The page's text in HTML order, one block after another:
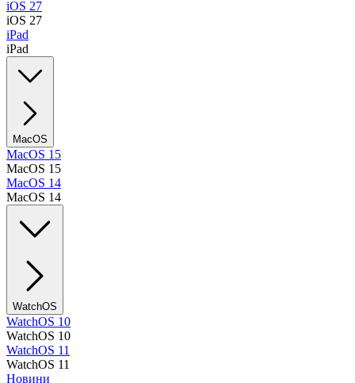
iOS 27
iOS 27
iPad
iPad
MacOS
MacOS 15
MacOS 15
MacOS 14
MacOS 14
WatchOS
WatchOS 10
WatchOS 10
WatchOS 11
WatchOS 11
Новини